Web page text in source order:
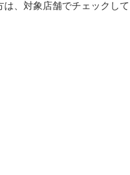
、対象店舗でチェックして